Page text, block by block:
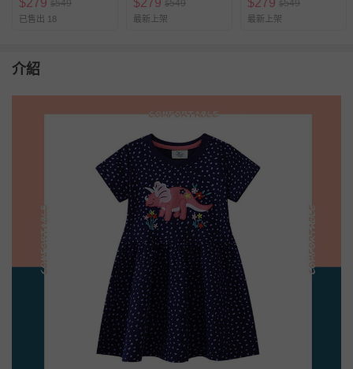
$279 $549
已售出 18
$279 $549
最新上架
$279 $549
最新上架
介紹